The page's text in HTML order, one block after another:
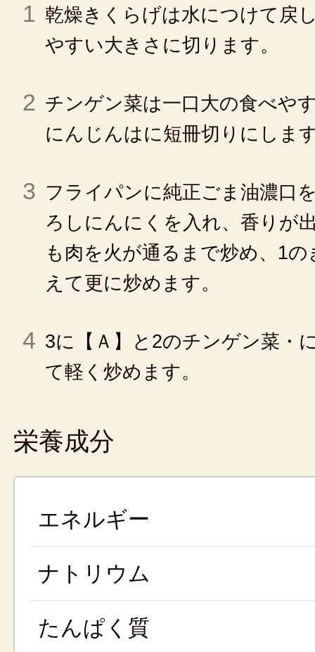
1 乾燥きくらげは水につけて戻
やすい大きさに切ります。
2 チンゲン菜は一口大の食べや
にんじんはに短冊切りにしま
3 フライパンに純正ごま油濃口
ろしにんにくを入れ、香りが
も肉を火が通るまで炒め、1
えて更に炒めます。
4 3に【Ａ】と2のチンゲン菜・
て軽く炒めます。
栄養成分
エネルギー
ナトリウム
たんぱく質